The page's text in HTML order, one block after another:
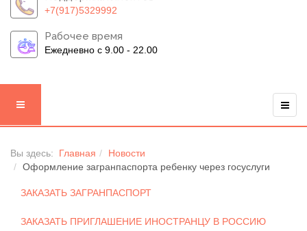
+7(917)5329992
Рабочее время
Ежедневно с 9.00 - 22.00
Вы здесь: Главная
Новости
Оформление загранпаспорта ребенку через госуслуги
ЗАКАЗАТЬ ЗАГРАНПАСПОРТ
ЗАКАЗАТЬ ПРИГЛАШЕНИЕ ИНОСТРАНЦУ В РОССИЮ